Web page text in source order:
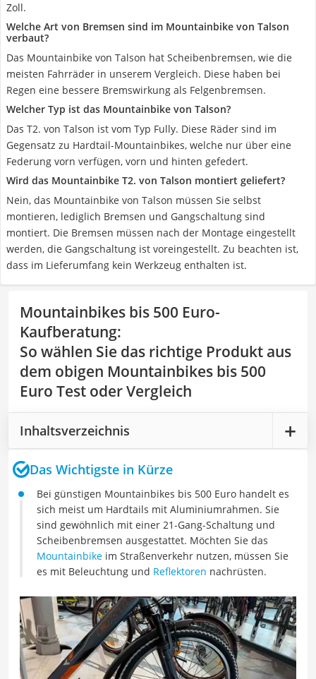
Zoll.
Welche Art von Bremsen sind im Mountainbike von Talson
verbaut?
Das Mountainbike von Talson hat Scheibenbremsen, wie die
meisten Fahrräder in unserem Vergleich. Diese haben bei
Regen eine bessere Bremswirkung als Felgenbremsen.
Welcher Typ ist das Mountainbike von Talson?
Das T2. von Talson ist vom Typ Fully. Diese Räder sind im
Gegensatz zu Hardtail-Mountainbikes, welche nur über eine
Federung vorn verfügen, vorn und hinten gefedert.
Wird das Mountainbike T2. von Talson montiert geliefert?
Nein, das Mountainbike von Talson müssen Sie selbst
montieren, lediglich Bremsen und Gangschaltung sind
montiert. Die Bremsen müssen nach der Montage eingestellt
werden, die Gangschaltung ist voreingestellt. Zu beachten ist,
dass im Lieferumfang kein Werkzeug enthalten ist.
Mountainbikes bis 500 Euro-
Kaufberatung:
So wählen Sie das richtige Produkt aus
dem obigen Mountainbikes bis 500
Euro Test oder Vergleich
Inhaltsverzeichnis
Das Wichtigste in Kürze
Bei günstigen Mountainbikes bis 500 Euro handelt es
sich meist um Hardtails mit Aluminiumrahmen. Sie
sind gewöhnlich mit einer 21-Gang-Schaltung und
Scheibenbremsen ausgestattet. Möchten Sie das
Mountainbike im Straßenverkehr nutzen, müssen Sie
es mit Beleuchtung und Reflektoren nachrüsten.